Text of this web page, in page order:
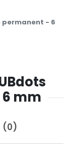
permanent - 6
mm
(0)